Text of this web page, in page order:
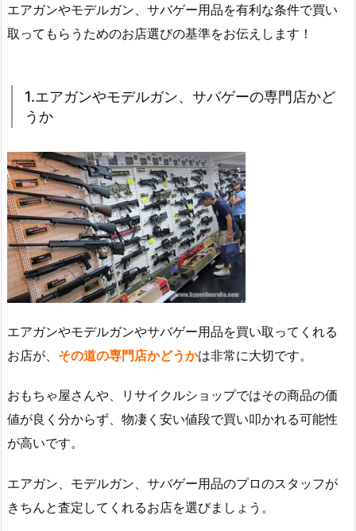
エアガンやモデルガン、サバゲー用品を有利な条件で買い
取ってもらうためのお店選びの基準をお伝えします！
1.エアガンやモデルガン、サバゲーの専門店かど
うか
エアガンやモデルガンやサバゲー用品を買い取ってくれる
お店が、 その道の専門店かどうかは非常に大切です。
おもちゃ屋さんや、リサイクルショップではその商品の価
値が良く分からず、物凄く安い値段で買い叩かれる可能性
が高いです。
エアガン、モデルガン、サバゲー用品のプロのスタッフが
きちんと査定してくれるお店を選びましょう。